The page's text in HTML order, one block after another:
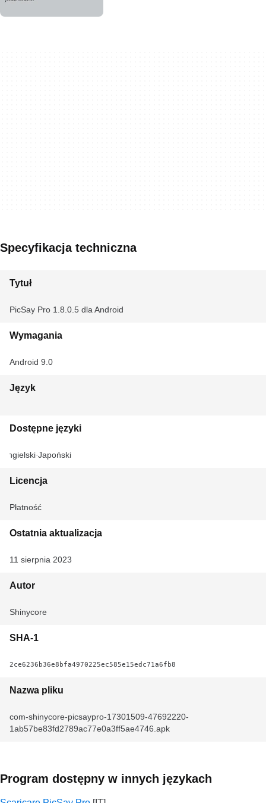
Specyfikacja techniczna
Tytuł
PicSay Pro 1.8.0.5 dla Android
Wymagania
Android 9.0
Język
Dostępne języki
Angielski Japoński
Licencja
Płatność
Ostatnia aktualizacja
11 sierpnia 2023
Autor
Shinycore
SHA-1
2ce6236b36e8bfa4970225ec585e15edc71a6fb8
Nazwa pliku
com-shinycore-picsaypro-17301509-47692220-
1ab57be83fd2789ac77e0a3ff5ae4746.apk
Program dostępny w innych językach